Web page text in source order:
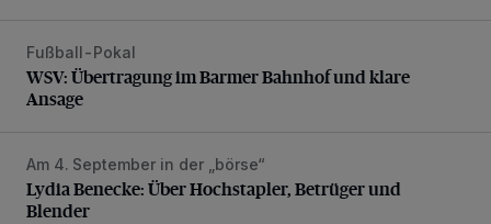
WSV: Übertragung im Barmer Bahnhof und klare Ansage
Fußball-Pokal
WSV: Übertragung im Barmer Bahnhof und klare
Ansage
Lydia Benecke: Über Hochstapler, Betrüger und Blender
Am 4. September in der „börse“
Lydia Benecke: Über Hochstapler, Betrüger und
Blender